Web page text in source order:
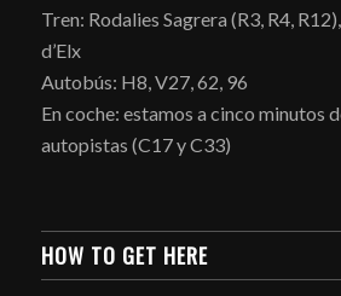
Tren: Rodalies Sagrera (R3, R4,
d’Elx
Autobús: H8, V27, 62, 96
En coche: estamos a cinco minutos
autopistas (C17 y C33)
HOW TO GET HERE